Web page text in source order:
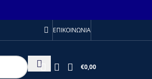
ΕΠΙΚΟΙΝΩΝΙΑ
€0,00